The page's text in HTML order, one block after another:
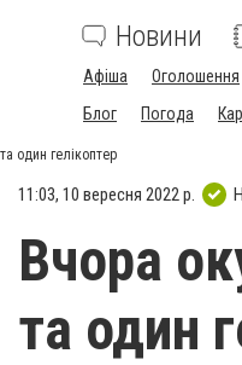
Новини
Афіша Оголошення
Блог
Погода
один гелікоптер
11:03, 10 вересня 2022 р.
Вчора
та один